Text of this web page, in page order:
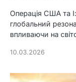
Операція США та
глобальний
впливаючи на
10.03.2026